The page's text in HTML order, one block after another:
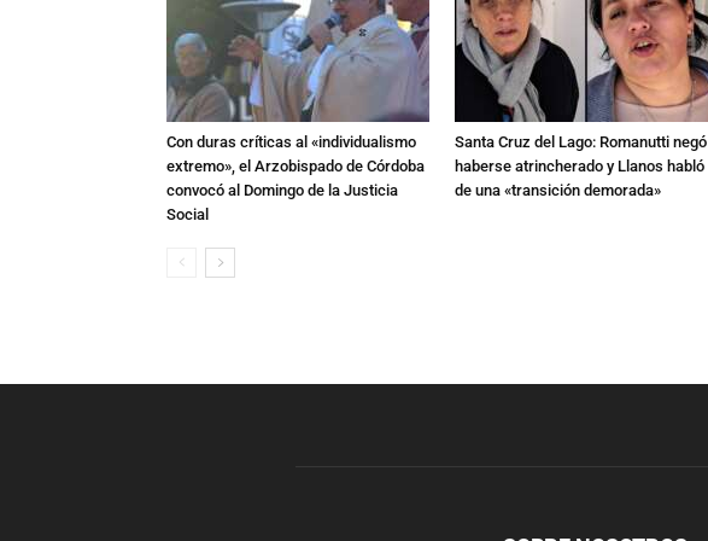
Con duras críticas al «individualismo
extremo», el Arzobispado de Córdoba
convocó al Domingo de la Justicia
Social
Santa Cruz del Lago: Romanutti negó
haberse atrincherado y Llanos habló
de una «transición demorada»